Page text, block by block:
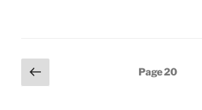
Pagination
des
Page
précédente
Page20